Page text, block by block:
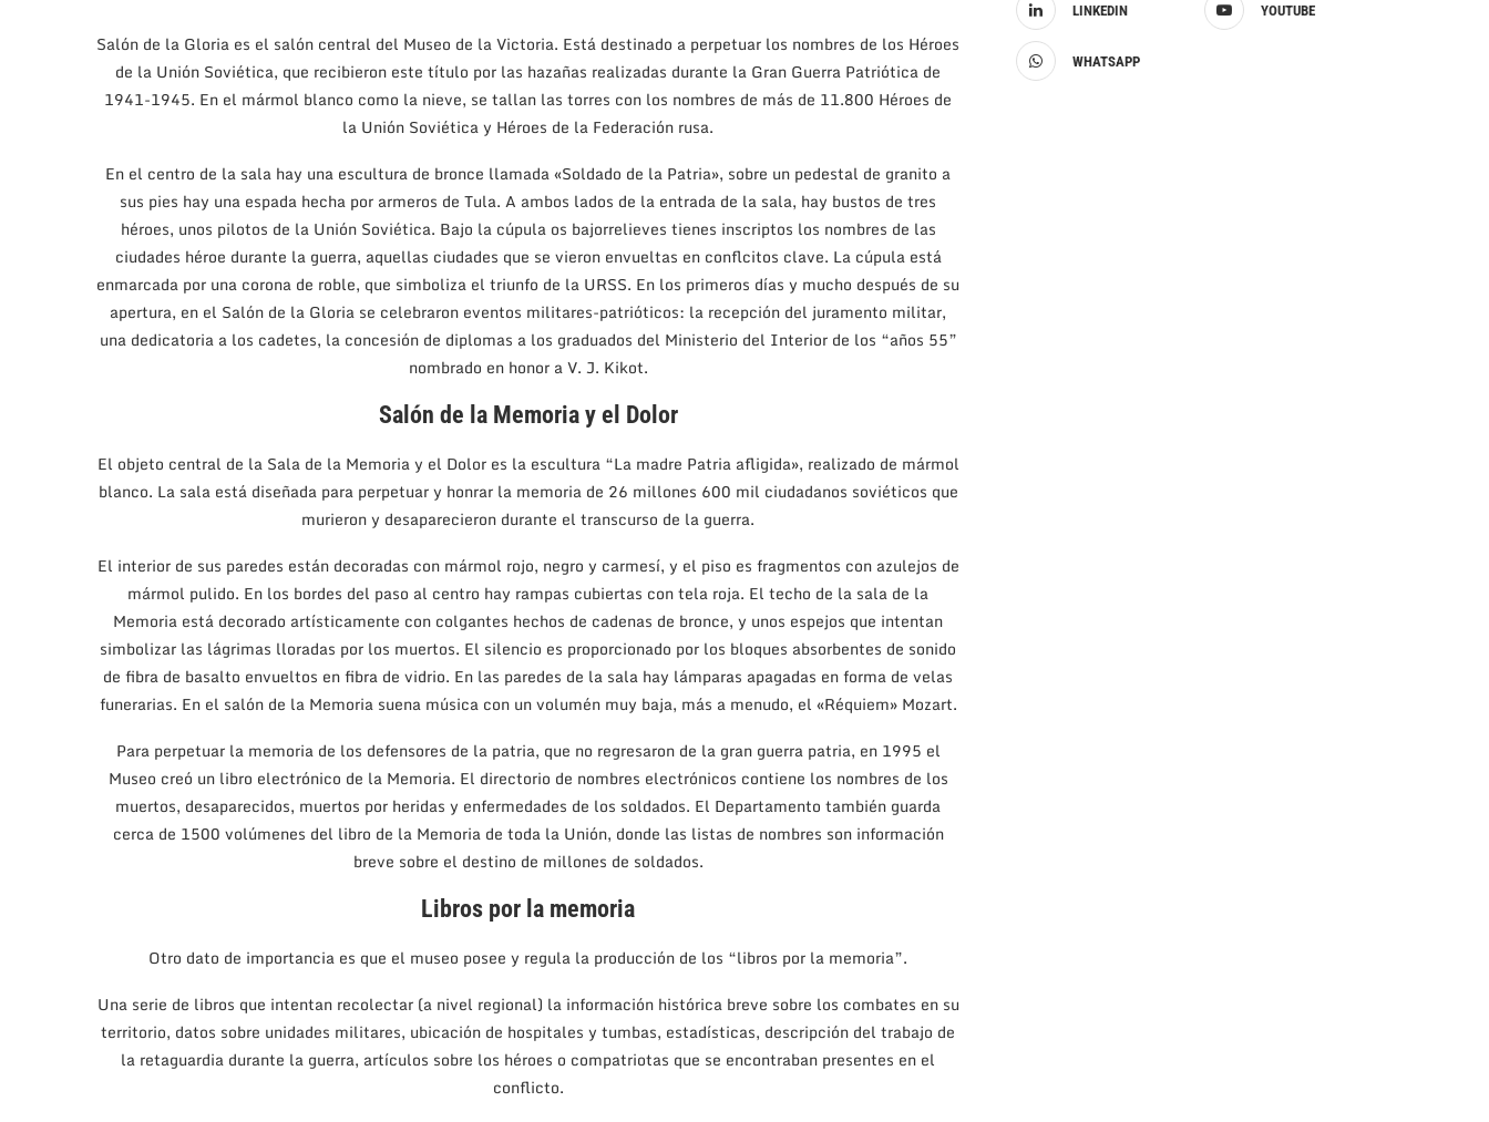
Salón de la Gloria es el salón central del Museo de la Victoria. Está destinado a perpetuar los nombres de los Héroes
de la Unión Soviética, que recibieron este título por las hazañas realizadas durante la Gran Guerra Patriótica de
1941-1945. En el mármol blanco como la nieve, se tallan las torres con los nombres de más de 11.800 Héroes de
la Unión Soviética y Héroes de la Federación rusa.
En el centro de la sala hay una escultura de bronce llamada «Soldado de la Patria», sobre un pedestal de granito a
sus pies hay una espada hecha por armeros de Tula. A ambos lados de la entrada de la sala, hay bustos de tres
héroes, unos pilotos de la Unión Soviética. Bajo la cúpula os bajorrelieves tienes inscriptos los nombres de las
ciudades héroe durante la guerra, aquellas ciudades que se vieron envueltas en conflcitos clave. La cúpula está
enmarcada por una corona de roble, que simboliza el triunfo de la URSS. En los primeros días y mucho después de su
apertura, en el Salón de la Gloria se celebraron eventos militares-patrióticos: la recepción del juramento militar,
una dedicatoria a los cadetes, la concesión de diplomas a los graduados del Ministerio del Interior de los “años 55”
nombrado en honor a V. J. Kikot.
Salón de la Memoria y el Dolor
El objeto central de la Sala de la Memoria y el Dolor es la escultura “La madre Patria afligida», realizado de mármol
blanco. La sala está diseñada para perpetuar y honrar la memoria de 26 millones 600 mil ciudadanos soviéticos que
murieron y desaparecieron durante el transcurso de la guerra.
El interior de sus paredes están decoradas con mármol rojo, negro y carmesí, y el piso es fragmentos con azulejos de
mármol pulido. En los bordes del paso al centro hay rampas cubiertas con tela roja. El techo de la sala de la
Memoria está decorado artísticamente con colgantes hechos de cadenas de bronce, y unos espejos que intentan
simbolizar las lágrimas lloradas por los muertos. El silencio es proporcionado por los bloques absorbentes de sonido
de fibra de basalto envueltos en fibra de vidrio. En las paredes de la sala hay lámparas apagadas en forma de velas
funerarias. En el salón de la Memoria suena música con un volumén muy baja, más a menudo, el «Réquiem» Mozart.
Para perpetuar la memoria de los defensores de la patria, que no regresaron de la gran guerra patria, en 1995 el
Museo creó un libro electrónico de la Memoria. El directorio de nombres electrónicos contiene los nombres de los
muertos, desaparecidos, muertos por heridas y enfermedades de los soldados. El Departamento también guarda
cerca de 1500 volúmenes del libro de la Memoria de toda la Unión, donde las listas de nombres son información
breve sobre el destino de millones de soldados.
Libros por la memoria
Otro dato de importancia es que el museo posee y regula la producción de los “libros por la memoria”.
Una serie de libros que intentan recolectar (a nivel regional) la información histórica breve sobre los combates en su
territorio, datos sobre unidades militares, ubicación de hospitales y tumbas, estadísticas, descripción del trabajo de
la retaguardia durante la guerra, artículos sobre los héroes o compatriotas que se encontraban presentes en el
conflicto.
LINKEDIN YOUTUBE
WHATSAPP